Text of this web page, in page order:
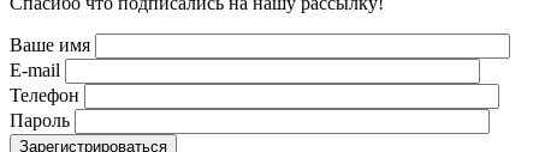
Ваше имя
E-mail
Телефон
Пароль